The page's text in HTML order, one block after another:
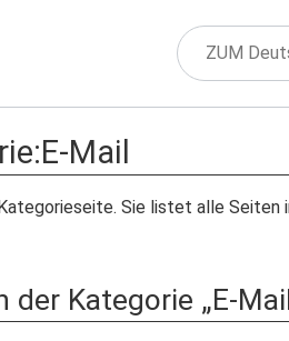
:E-Mail
Sie listet alle Seiten
der Kategorie „E-